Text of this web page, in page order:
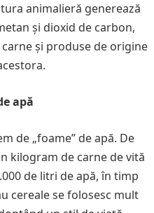
animalieră generează
și dioxid de carbon,
și produse de origine
apă
de „foame” de apă. De
kilogram de carne de vită
de litri de apă, în timp
cereale se folosesc mult